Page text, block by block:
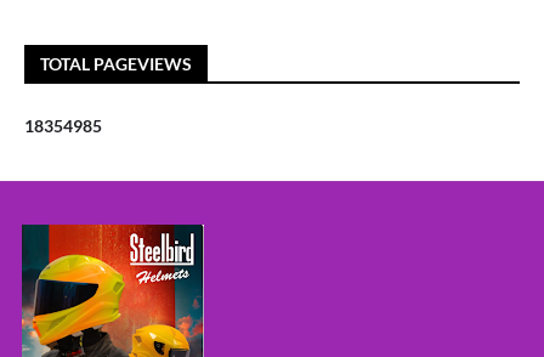
TOTAL PAGEVIEWS
18354985